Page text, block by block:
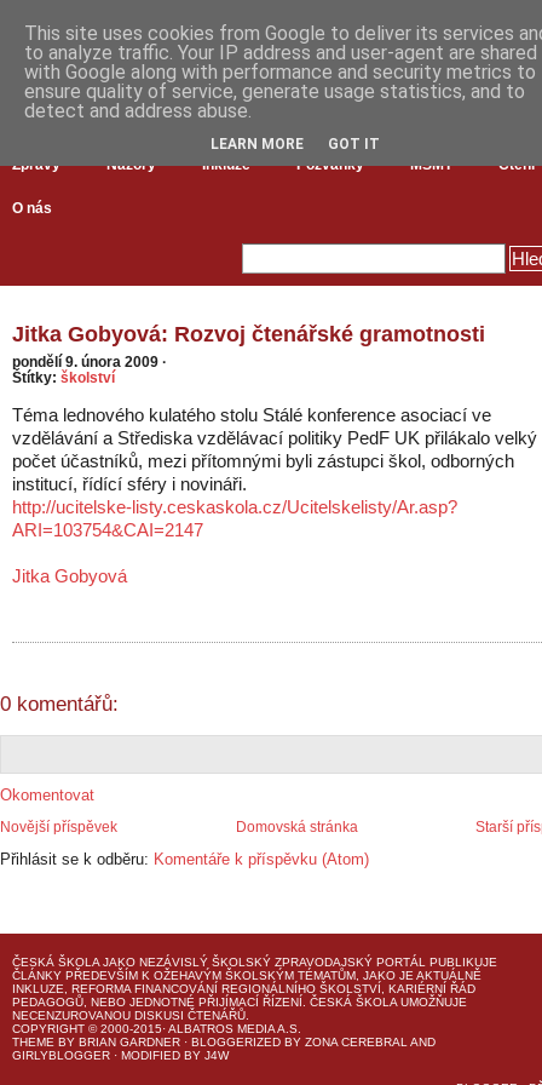
Zprávy Názory Inkluze Pozvánky MŠMT Čtení
O nás
Jitka Gobyová: Rozvoj čtenářské gramotnosti
pondělí 9. února 2009 ·
Štítky: školství
Téma lednového kulatého stolu Stálé konference asociací ve
vzdělávání a Střediska vzdělávací politiky PedF UK přilákalo velký
počet účastníků, mezi přítomnými byli zástupci škol, odborných
institucí, řídící sféry i novináři.
http://ucitelske-listy.ceskaskola.cz/Ucitelskelisty/Ar.asp?
ARI=103754&CAI=2147
Jitka Gobyová
0 komentářů:
Okomentovat
Novější příspěvek Starší
Domovská stránka
Přihlásit se k odběru: Komentáře k příspěvku (Atom)
ČESKÁ ŠKOLA JAKO NEZÁVISLÝ ŠKOLSKÝ ZPRAVODAJSKÝ PORTÁL PUBLIKUJE
ČLÁNKY PŘEDEVŠÍM K OŽEHAVÝM ŠKOLSKÝM TÉMATŮM, JAKO JE AKTUÁLNĚ
INKLUZE, REFORMA FINANCOVÁNÍ REGIONÁLNÍHO ŠKOLSTVÍ, KARIÉRNÍ ŘÁD
PEDAGOGŮ, NEBO JEDNOTNÉ PŘIJÍMACÍ ŘÍZENÍ. ČESKÁ ŠKOLA UMOŽŇUJE
NECENZUROVANOU DISKUSI ČTENÁŘŮ.
COPYRIGHT © 2000-2015· ALBATROS MEDIA A.S.
THEME BY BRIAN GARDNER · BLOGGERIZED BY ZONA CEREBRAL AND
GIRLYBLOGGER · MODIFIED BY J4W
This site uses cookies from Google to deliver its services
to analyze traffic. Your IP address and user-agent are shared
with Google along with performance and security metrics to
ensure quality of service, generate usage statistics, and to
detect and address abuse.
LEARN MORE GOT IT